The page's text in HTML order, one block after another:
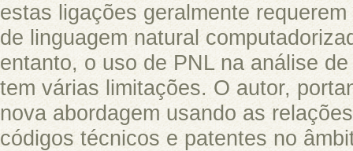
estas ligações geralmente
de linguagem natural
entanto, o uso de PNL na análise
tem várias limitações. O autor,
nova abordagem usando as
códigos técnicos e patentes no